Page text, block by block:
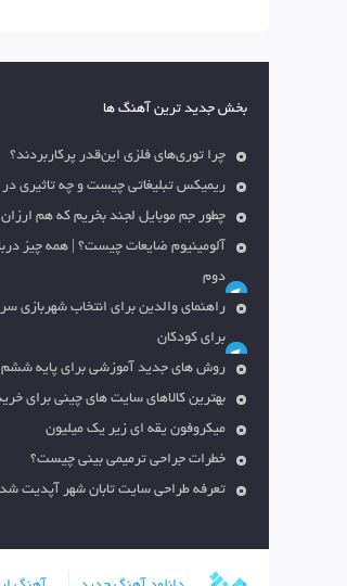
بخش جدید ترین آهنگ ها
چرا توری‌های فلزی این‌قدر پرکاربردند؟
ریمیکس تبلیغاتی چیست و چه تاثیری در
چطور جم موبایل لجند بخریم که هم
آلومینیوم ضایعات چیست؟ | همه چیز
دوم
راهنمای والدین برای انتخاب شهربازی
برای کودکان
روش های جدید آموزشی برای پایه ششم
بهترین کالاهای سایت های چینی برای
میکروفون یقه ای زیر یک میلیون
خطرات جراحی ترمیمی بینی چیست؟
تعرفه طراحی سایت تابان شهر آپدیت شد